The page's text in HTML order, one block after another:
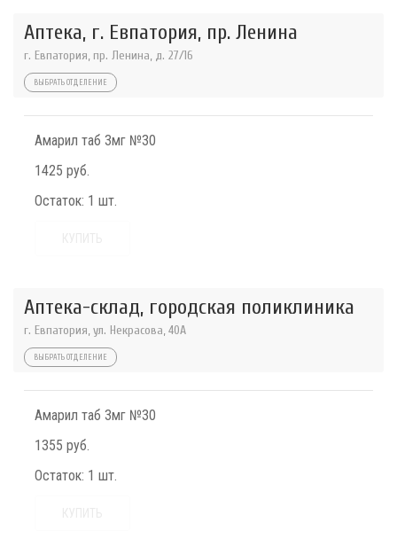
Аптека, г. Евпатория, пр. Ленина
г. Евпатория, пр. Ленина, д. 27/16
ВЫБРАТЬ ОТДЕЛЕНИЕ
Амарил таб 3мг №30
1425 руб.
Остаток: 1 шт.
Аптека-склад, городская поликлиника
г. Евпатория, ул. Некрасова, 40A
ВЫБРАТЬ ОТДЕЛЕНИЕ
Амарил таб 3мг №30
1355 руб.
Остаток: 1 шт.